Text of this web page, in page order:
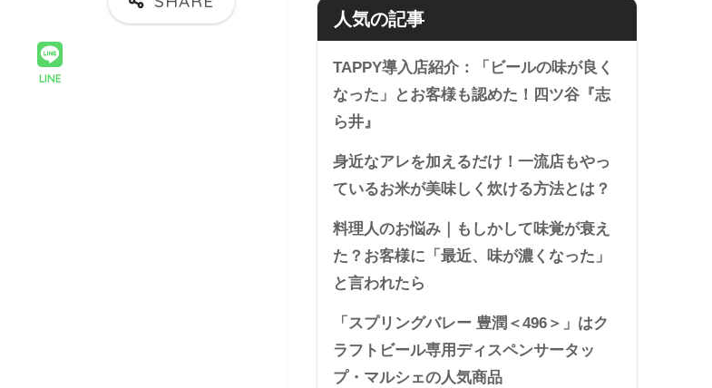
LINE
人気の記事
TAPPY導入店紹介：「ビールの味が良く
なった」とお客様も認めた！四ツ谷『志
ら井』
身近なアレを加えるだけ！一流店もやっ
ているお米が美味しく炊ける方法とは？
料理人のお悩み｜もしかして味覚が衰え
た？お客様に「最近、味が濃くなった」
と言われたら
「スプリングバレー 豊潤＜496＞」はク
ラフトビール専用ディスペンサータッ
プ・マルシェの人気商品